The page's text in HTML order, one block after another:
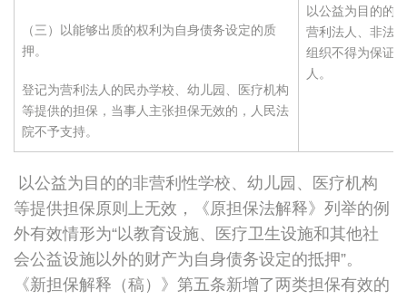
（三）以能够出质的权利为自身债务设定的质
押。
登记为营利法人的民办学校、幼儿园、医疗机构
等提供的担保，当事人主张担保无效的，人民法
院不予支持。
以公益为目的的非
营利法人、非法人
组织不得为保证
人。
以公益为目的的非营利性学校、幼儿园、医疗机构
等提供担保原则上无效，《原担保法解释》列举的例
外有效情形为“以教育设施、医疗卫生设施和其他社
会公益设施以外的财产为自身债务设定的抵押”。
《新担保解释（稿）》第五条新增了两类担保有效的